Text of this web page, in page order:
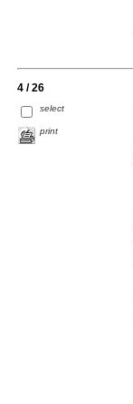
4 / 26
select
print